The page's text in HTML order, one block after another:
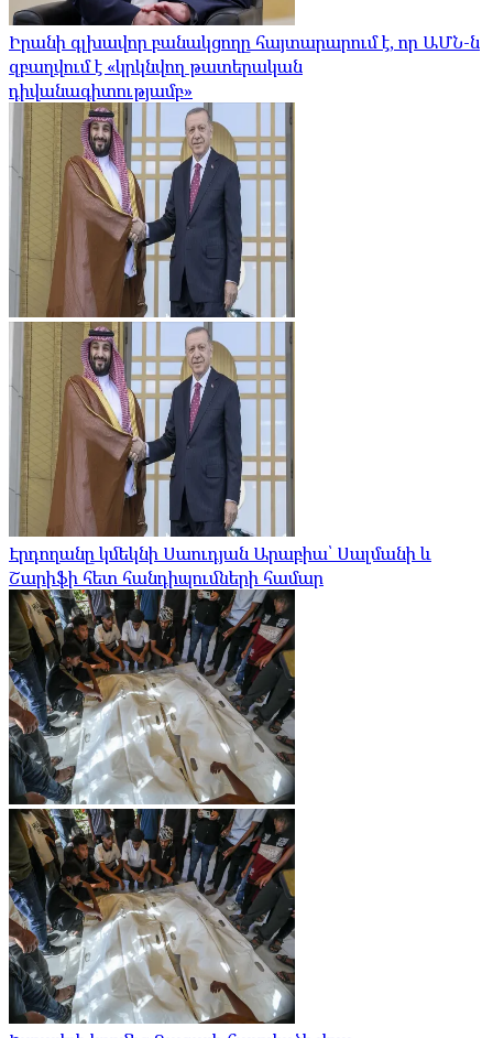
Իրանի գլխավոր բանակցողը հայտարարում է, որ ԱՄՆ-ն
զբաղվում է «կրկնվող թատերական
դիվանագիտությամբ»
Էրդողանը կմեկնի Սաուդյան Արաբիա՝ Սալմանի և
Շարիֆի հետ հանդիպումների համար